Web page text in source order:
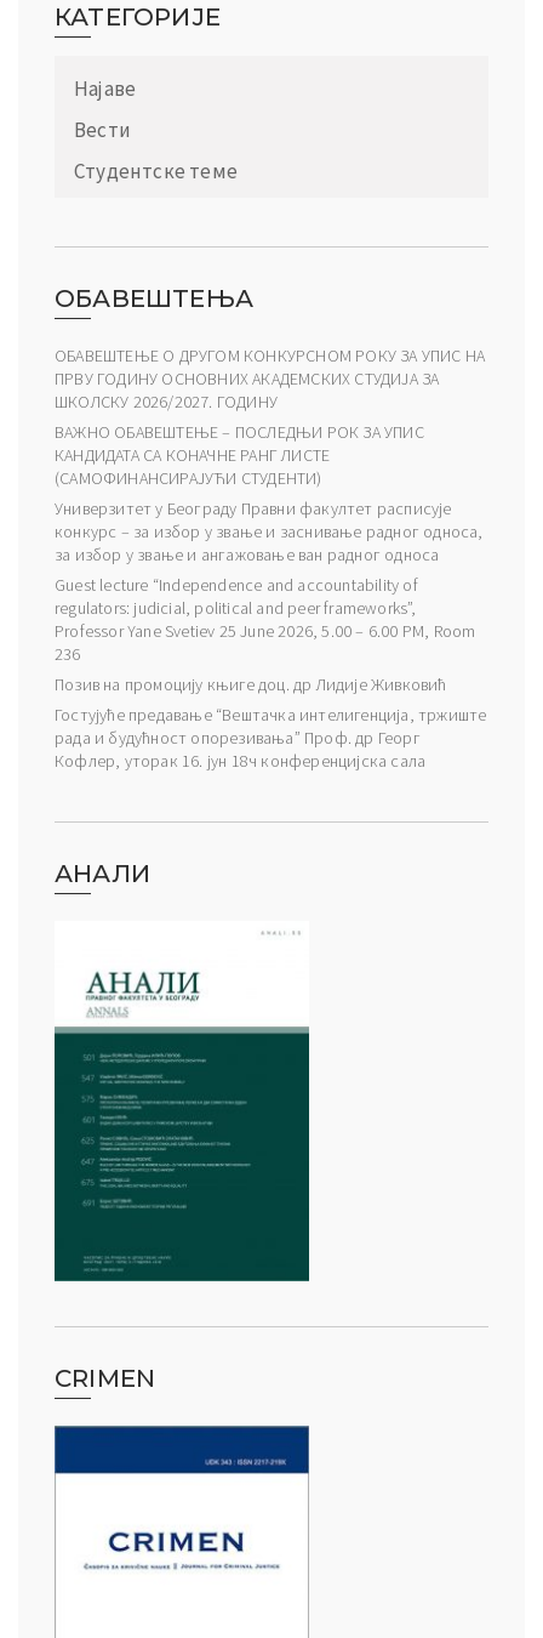
КАТЕГОРИЈЕ
Најаве
Вести
Студентске теме
ОБАВЕШТЕЊА
ОБАВЕШТЕЊЕ О ДРУГОМ КОНКУРСНОМ РОКУ ЗА УПИС НА
ПРВУ ГОДИНУ ОСНОВНИХ АКАДЕМСКИХ СТУДИЈА ЗА
ШКОЛСКУ 2026/2027. ГОДИНУ
ВАЖНО ОБАВЕШТЕЊЕ – ПОСЛЕДЊИ РОК ЗА УПИС
КАНДИДАТА СА КОНАЧНЕ РАНГ ЛИСТЕ
(САМОФИНАНСИРАЈУЋИ СТУДЕНТИ)
Универзитет у Београду Правни факултет расписује
конкурс – за избор у звање и заснивање радног односа,
за избор у звање и ангажовање ван радног односа
Guest lecture “Independence and accountability of
regulators: judicial, political and peer frameworks”,
Professor Yane Svetiev 25 June 2026, 5.00 – 6.00 PM, Room
236
Позив на промоцију књиге доц. др Лидије Живковић
Гостујуће предавање “Вештачка интелигенција, тржиште
рада и будућност опорезивања” Проф. др Георг
Кофлер, уторак 16. јун 18ч конференцијска сала
АНАЛИ
CRIMEN